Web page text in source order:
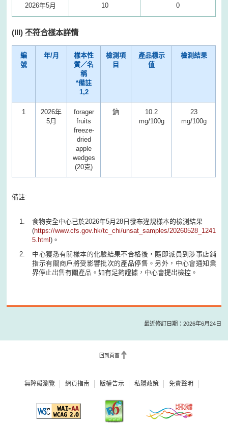
2026年5月 10 0
(III)不符合樣本詳情
編
號
年/月
樣本性
質／名
稱
*備註
1,2
檢測項
目
產品標示
值
檢測結果
1
2026年
5月
forager
fruits
freeze-
dried
apple
wedges
(20克)
鈉
10.2
mg/100g
23
mg/100g
備註:
食物安全中心已於2026年5月28日發布違規樣本的檢測結果
(https://www.cfs.gov.hk/tc_chi/unsat_samples/20260528_1241
5.html)。
中心獲悉有關樣本的化驗結果不合格後，隨即派員到涉事店鋪
指示有關商戶將受影響批次的產品停售。另外，中心會通知業
界停止出售有關產品。如有足夠證據，中心會提出檢控。
最近修訂日期：2026年6月24日
回到頁首
無障礙瀏覽 網頁指南 版權告示 私隱政策 免責聲明